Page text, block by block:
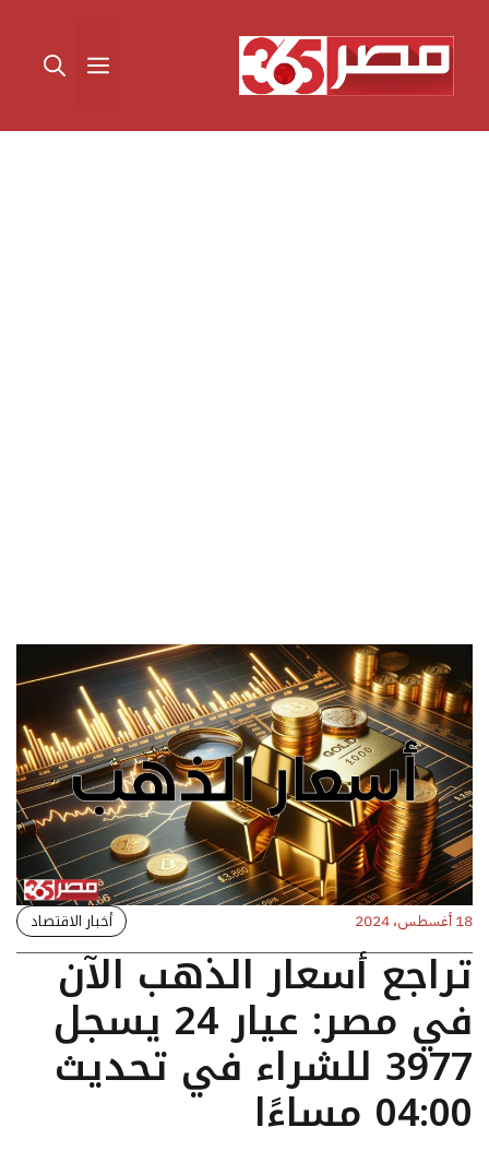
المحتوى القائمة
18 أغسطس، 2024 أخبار الاقتصاد
تراجع أسعار الذهب الآن
في مصر: عيار 24 يسجل
3977 للشراء في تحديث
04:00 مساءًا